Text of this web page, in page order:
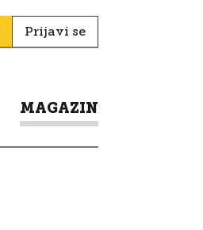
Prijavi se
MAGAZIN